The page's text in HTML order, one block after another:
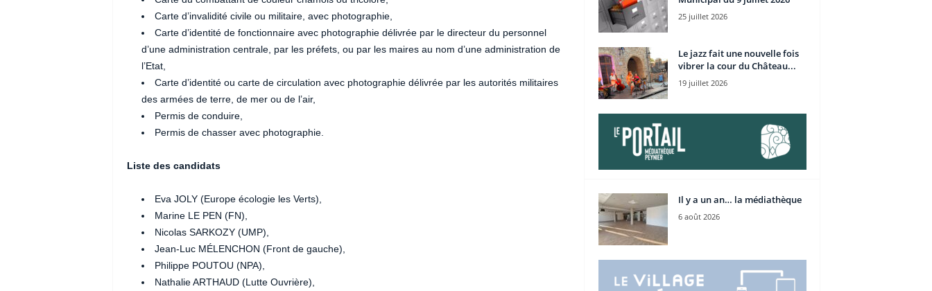
Carte d’invalidité civile ou militaire, avec photographie,
Carte d’identité de fonctionnaire avec photographie délivrée par le directeur du personnel
d’une administration centrale, par les préfets, ou par les maires au nom d’une administration de
l’Etat,
Carte d’identité ou carte de circulation avec photographie délivrée par les autorités militaires
des armées de terre, de mer ou de l’air,
Permis de conduire,
Permis de chasser avec photographie.
Liste des candidats
Eva JOLY (Europe écologie les Verts),
Marine LE PEN (FN),
Nicolas SARKOZY (UMP),
Jean-Luc MÉLENCHON (Front de gauche),
Philippe POUTOU (NPA),
Nathalie ARTHAUD (Lutte Ouvrière),
25 juillet 2026
Le jazz fait une nouvelle fois
vibrer la cour du Château...
19 juillet 2026
Il y a un an… la médiathèque
6 août 2026